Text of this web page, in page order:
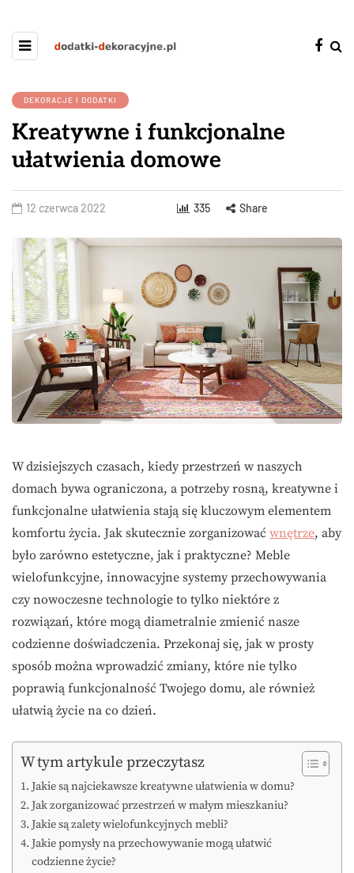
DEKORACJE I DODATKI
Kreatywne i funkcjonalne
ułatwienia domowe
12 czerwca 2022 335 Share
W dzisiejszych czasach, kiedy przestrzeń w naszych
domach bywa ograniczona, a potrzeby rosną, kreatywne i
funkcjonalne ułatwienia stają się kluczowym elementem
komfortu życia. Jak skutecznie zorganizować wnętrze, aby
było zarówno estetyczne, jak i praktyczne? Meble
wielofunkcyjne, innowacyjne systemy przechowywania
czy nowoczesne technologie to tylko niektóre z
rozwiązań, które mogą diametralnie zmienić nasze
codzienne doświadczenia. Przekonaj się, jak w prosty
sposób można wprowadzić zmiany, które nie tylko
poprawią funkcjonalność Twojego domu, ale również
ułatwią życie na co dzień.
W tym artykule przeczytasz
Jakie są najciekawsze kreatywne ułatwienia w domu?
Jak zorganizować przestrzeń w małym mieszkaniu?
Jakie są zalety wielofunkcyjnych mebli?
Jakie pomysły na przechowywanie mogą ułatwić
codzienne życie?